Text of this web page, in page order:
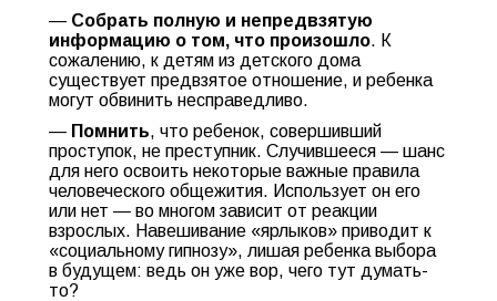
— Собрать полную и непредвзятую
информацию о том, что произошло. К
сожалению, к детям из детского дома
существует предвзятое отношение, и ребенка
могут обвинить несправедливо.
— Помнить, что ребенок, совершивший
проступок, не преступник. Случившееся — шанс
для него освоить некоторые важные правила
человеческого общежития. Использует он его
или нет — во многом зависит от реакции
взрослых. Навешивание «ярлыков» приводит к
«социальному гипнозу», лишая ребенка выбора
в будущем: ведь он уже вор, чего тут думать-
то?